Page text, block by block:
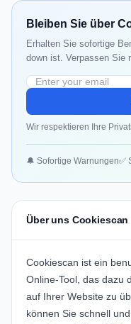
Bleiben Sie über
Erhalten Sie sofortige
down ist. Verpassen Sie
Wir respektieren Ihre
🔔 Sofortige Warnungen✅
Über uns Cookiescan
Cookiescan ist ein
Online-Tool, das dazu
auf Ihrer Website zu
können Sie schnell